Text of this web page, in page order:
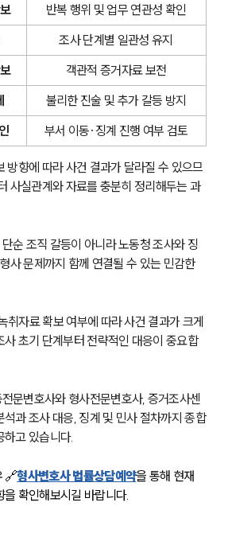
반복 행위 및 업무 연관성 확인
조사 단계별 일관성 유지
객관적 증거자료 보전
불리한 진술 및 추가 갈등 방지
부서 이동·징계 진행 여부 검토
방향에 따라 사건 결과가 달라질 수 있으므
사실관계와 자료를 충분히 정리해두는 과
순 조직 갈등이 아니라 노동청 조사와 징
사 문제까지 함께 연결될 수 있는 민감한
취자료 확보 여부에 따라 사건 결과가 크게
사 초기 단계부터 전략적인 대응이 중요합
문변호사와 형사전문변호사, 증거조사센
석과 조사 대응, 징계 및 민사 절차까지 종합
고 있습니다.
🔗형사변호사 법률상담예약을 통해 현재
확인해보시길 바랍니다.